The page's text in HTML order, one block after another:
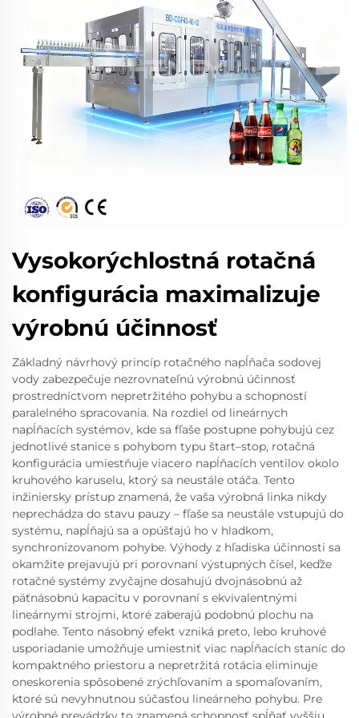
Vysokorýchlostná rotačná
konfigurácia maximalizuje
výrobnú účinnosť
Základný návrhový princíp rotačného napĺňača sodovej
vody zabezpečuje nezrovnateľnú výrobnú účinnosť
prostredníctvom nepretržitého pohybu a schopností
paralelného spracovania. Na rozdiel od lineárnych
napĺňacích systémov, kde sa fľaše postupne pohybujú cez
jednotlivé stanice s pohybom typu štart–stop, rotačná
konfigurácia umiestňuje viacero napĺňacích ventilov okolo
kruhového karuselu, ktorý sa neustále otáča. Tento
inžiniersky prístup znamená, že vaša výrobná linka nikdy
neprechádza do stavu pauzy – fľaše sa neustále vstupujú do
systému, napĺňajú sa a opúšťajú ho v hladkom,
synchronizovanom pohybe. Výhody z hľadiska účinnosti sa
okamžite prejavujú pri porovnaní výstupných čísel, keďže
rotačné systémy zvyčajne dosahujú dvojnásobnú až
päťnásobnú kapacitu v porovnaní s ekvivalentnými
lineárnymi strojmi, ktoré zaberajú podobnú plochu na
podlahe. Tento násobný efekt vzniká preto, lebo kruhové
usporiadanie umožňuje umiestniť viac napĺňacích staníc do
kompaktného priestoru a nepretržitá rotácia eliminuje
oneskorenia spôsobené zrýchľovaním a spomaľovaním,
ktoré sú nevyhnutnou súčasťou lineárneho pohybu. Pre